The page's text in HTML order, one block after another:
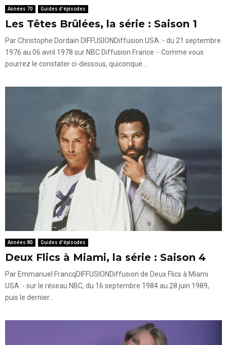
Années 70 Guides d'épisodes
Les Têtes Brûlées, la série : Saison 1
Par Christophe Dordain DIFFUSIONDiffusion USA :- du 21 septembre
1976 au 06 avril 1978 sur NBC.Diffusion France :- Comme vous
pourrez le constater ci-dessous, quiconque...
Années 80 Guides d'épisodes
Deux Flics à Miami, la série : Saison 4
Par Emmanuel FrancqDIFFUSIONDiffusion de Deux Flics à Miami
USA :- sur le réseau NBC, du 16 septembre 1984 au 28 juin 1989,
puis le dernier...